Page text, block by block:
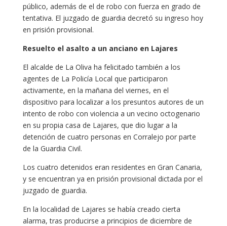
público, además de el de robo con fuerza en grado de
tentativa. El juzgado de guardia decretó su ingreso hoy
en prisión provisional.
Resuelto el asalto a un anciano en Lajares
El alcalde de La Oliva ha felicitado también a los
agentes de La Policía Local que participaron
activamente, en la mañana del viernes, en el
dispositivo para localizar a los presuntos autores de un
intento de robo con violencia a un vecino octogenario
en su propia casa de Lajares, que dio lugar a la
detención de cuatro personas en Corralejo por parte
de la Guardia Civil.
Los cuatro detenidos eran residentes en Gran Canaria,
y se encuentran ya en prisión provisional dictada por el
juzgado de guardia.
En la localidad de Lajares se había creado cierta
alarma, tras producirse a principios de diciembre de